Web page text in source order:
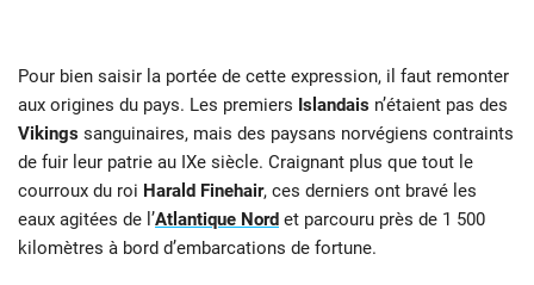
Pour bien saisir la portée de cette expression, il faut remonter
aux origines du pays. Les premiers Islandais n’étaient pas des
Vikings sanguinaires, mais des paysans norvégiens contraints
de fuir leur patrie au IXe siècle. Craignant plus que tout le
courroux du roi Harald Finehair, ces derniers ont bravé les
eaux agitées de l’Atlantique Nord et parcouru près de 1 500
kilomètres à bord d’embarcations de fortune.